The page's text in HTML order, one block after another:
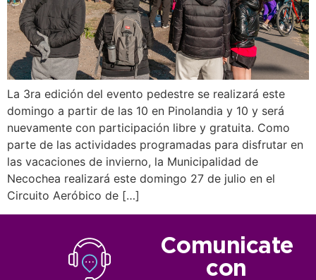
La 3ra edición del evento pedestre se realizará este
domingo a partir de las 10 en Pinolandia y 10 y será
nuevamente con participación libre y gratuita. Como
parte de las actividades programadas para disfrutar en
las vacaciones de invierno, la Municipalidad de
Necochea realizará este domingo 27 de julio en el
Circuito Aeróbico de […]
Comunicate
con